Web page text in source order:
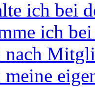
ich bei
ich